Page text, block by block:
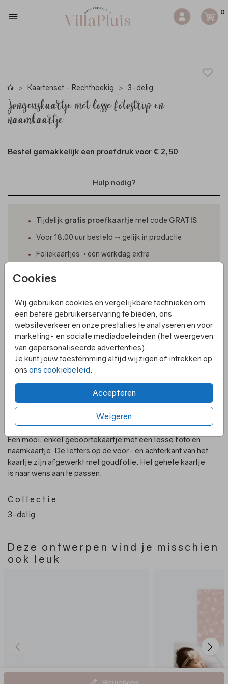
0
Cookies
Wij gebruiken cookies en vergelijkbare technieken om
een betere gebruikerservaring te bieden, ons
websiteverkeer en onze prestaties te analyseren en voor
marketing- en sociale mediadoeleinden (het weergeven
van gepersonaliseerde advertenties).
Je kunt jouw toestemming altijd wijzigen of intrekken op
ons ons cookiebeleid
Accepteren
Weigeren
Kaartenset - Rechthoekig 3-delig
Jongenskaartje met losse fotostrip en
naamkaartje
Bestel gemakkelijk een proefdruk voor € 2,50
Hulp nodig?
Tijdelijk gratis proefkaartje met code GRATIS
Voor 18.00 uur besteld ➝ gelijk in productie
Foliekaartjes➝ één werkdag extra
Niet gevonden wat je zocht? Stuur me een mailtje!
Formaten en prijzen
Productinformatie
Omschrijving
Een mooi, enkel geboortekaartje met een losse foto en
naamkaartje. De letters op de voor- en achterkant van het
kaartje zijn afgewerkt met goudfolie. Het gehele kaartje
is naar wens aan te passen.
Collectie
3-delig
Deze ontwerpen vind je misschien
ook leuk